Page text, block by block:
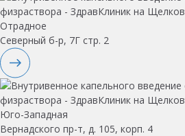
Отрадное
Северный б-р, 7Г стр. 2
Юго-Западная
Вернадского пр-т, д. 105, корп. 4